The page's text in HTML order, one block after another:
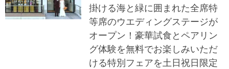
掛ける海と緑に囲まれた全席特
等席のウエディングステージが
オープン！豪華試食とペアリン
グ体験を無料でお楽しみいただ
ける特別フェアを土日祝日限定